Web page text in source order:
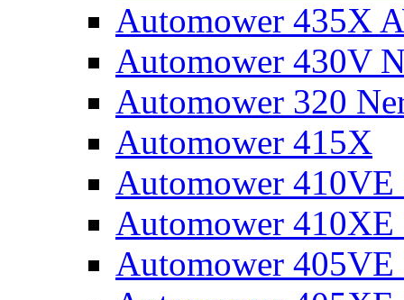
Automower 435X
Automower 430V
Automower 320
Automower 415X
Automower 410VE
Automower 410XE
Automower 405VE